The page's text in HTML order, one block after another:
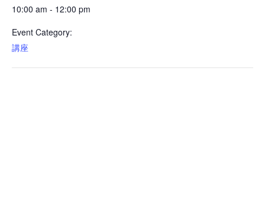
10:00 am - 12:00 pm
Event Category:
講座